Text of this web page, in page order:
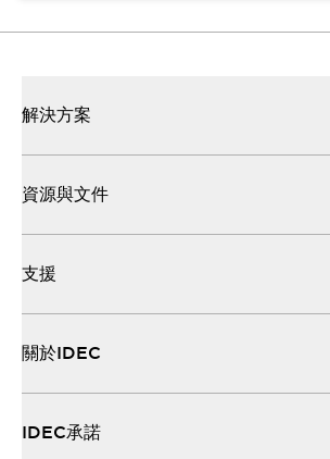
解決方案
資源與文件
支援
關於IDEC
IDEC承諾